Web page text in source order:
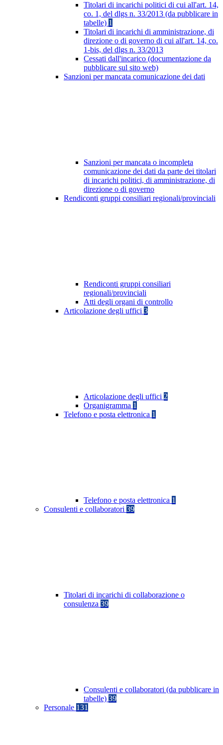
Titolari di incarichi politici di cui all'art. 14,
co. 1, del dlgs n. 33/2013 (da pubblicare in
tabelle) 1
Titolari di incarichi di amministrazione, di
direzione o di governo di cui all'art. 14, co.
1-bis, del dlgs n. 33/2013
Cessati dall'incarico (documentazione da
pubblicare sul sito web)
Sanzioni per mancata comunicazione dei dati
Sanzioni per mancata o incompleta
comunicazione dei dati da parte dei titolari
di incarichi politici, di amministrazione, di
direzione o di governo
Rendiconti gruppi consiliari regionali/provinciali
Rendiconti gruppi consiliari
regionali/provinciali
Atti degli organi di controllo
Articolazione degli uffici 3
Articolazione degli uffici 2
Organigramma 1
Telefono e posta elettronica 1
Telefono e posta elettronica 1
Consulenti e collaboratori 39
Titolari di incarichi di collaborazione o
consulenza 39
Consulenti e collaboratori (da pubblicare in
tabelle) 39
Personale 131